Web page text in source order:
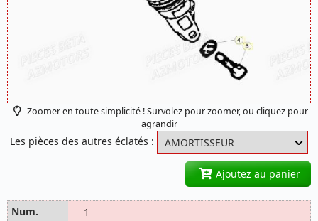
Zoomer en toute simplicité ! Survolez pour zoomer, ou cliquez pour
agrandir
Les pièces des autres éclatés :
Ajoutez au panier
1